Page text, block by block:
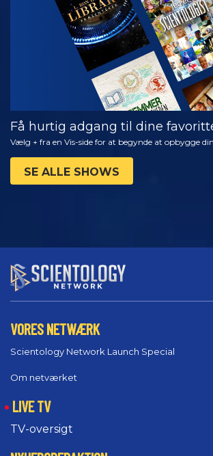
Få hurtig adgang til dine
Vælg + fra en Vis-side for at begynde at opbygge
SE ALLE SHOWS
VORES NETWÆRK
Scientology Network Launch Special
Om netværket
LIVE TV
TV-oversigt